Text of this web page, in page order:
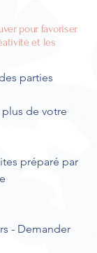
pour favoriser
et les
parties
de votre
préparé par
- Demander